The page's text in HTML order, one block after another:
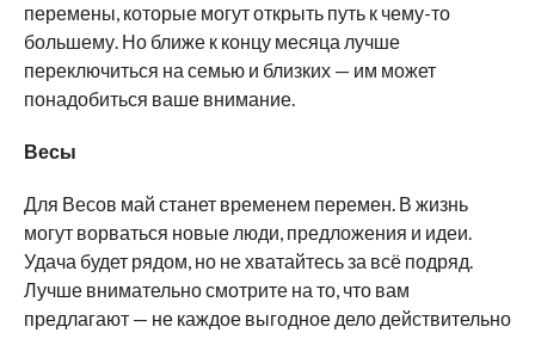
перемены, которые могут открыть путь к чему-то
большему. Но ближе к концу месяца лучше
переключиться на семью и близких — им может
понадобиться ваше внимание.
Весы
Для Весов май станет временем перемен. В жизнь
могут ворваться новые люди, предложения и идеи.
Удача будет рядом, но не хватайтесь за всё подряд.
Лучше внимательно смотрите на то, что вам
предлагают — не каждое выгодное дело действительно